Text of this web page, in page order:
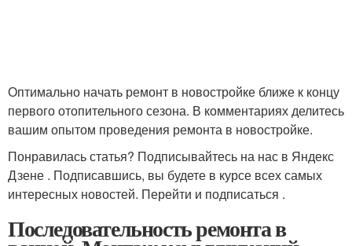
Оптимально начать ремонт в новостройке ближе к концу
первого отопительного сезона. В комментариях делитесь
вашим опытом проведения ремонта в новостройке.
Понравилась статья? Подписывайтесь на нас в Яндекс
Дзене . Подписавшись, вы будете в курсе всех самых
интересных новостей. Перейти и подписаться .
Последовательность ремонта в